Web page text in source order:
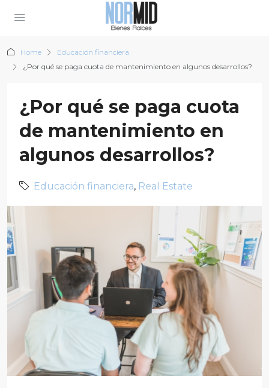
Home
Educación financiera
¿Por qué se paga cuota de mantenimiento en algunos desarrollos?
¿Por qué se paga cuota
de mantenimiento en
algunos desarrollos?
Educación financiera, Real Estate